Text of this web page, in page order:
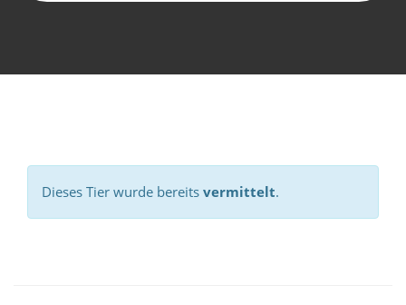
Dieses Tier wurde bereits vermittelt.